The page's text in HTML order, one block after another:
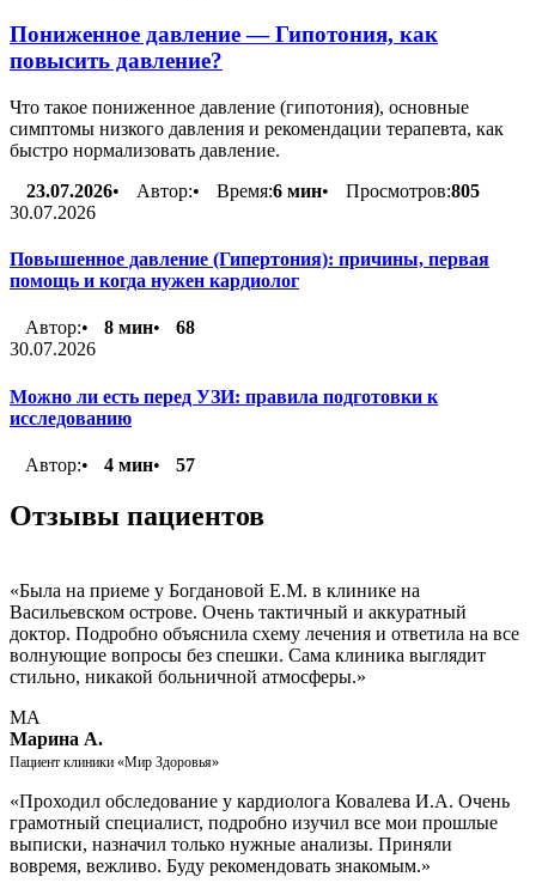
Пониженное давление — Гипотония, как
повысить давление?
Что такое пониженное давление (гипотония), основные
симптомы низкого давления и рекомендации терапевта, как
быстро нормализовать давление.
23.07.2026• Автор:• Время:6 мин• Просмотров:805
30.07.2026
Повышенное давление (Гипертония): причины, первая
помощь и когда нужен кардиолог
Автор:• 8 мин•
68
30.07.2026
Можно ли есть перед УЗИ: правила подготовки к
исследованию
Автор:• 4 мин• 57
Отзывы пациентов
«Была на приеме у Богдановой Е.М. в клинике на
Васильевском острове. Очень тактичный и аккуратный
доктор. Подробно объяснила схему лечения и ответила на все
волнующие вопросы без спешки. Сама клиника выглядит
стильно, никакой больничной атмосферы.»
МА
Марина А.
Пациент клиники «Мир Здоровья»
«Проходил обследование у кардиолога Ковалева И.А. Очень
грамотный специалист, подробно изучил все мои прошлые
выписки, назначил только нужные анализы. Приняли
вовремя, вежливо. Буду рекомендовать знакомым.»